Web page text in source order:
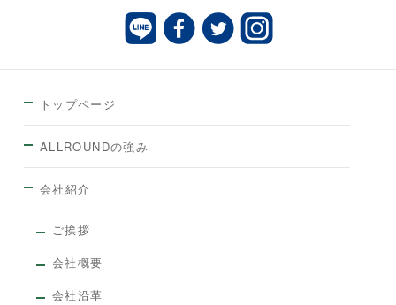
トップページ
ALLROUNDの強み
会社紹介
ご挨拶
会社概要
会社沿革